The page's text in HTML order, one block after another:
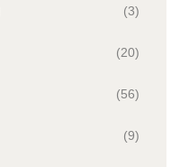
(3)
(20)
(56)
(9)